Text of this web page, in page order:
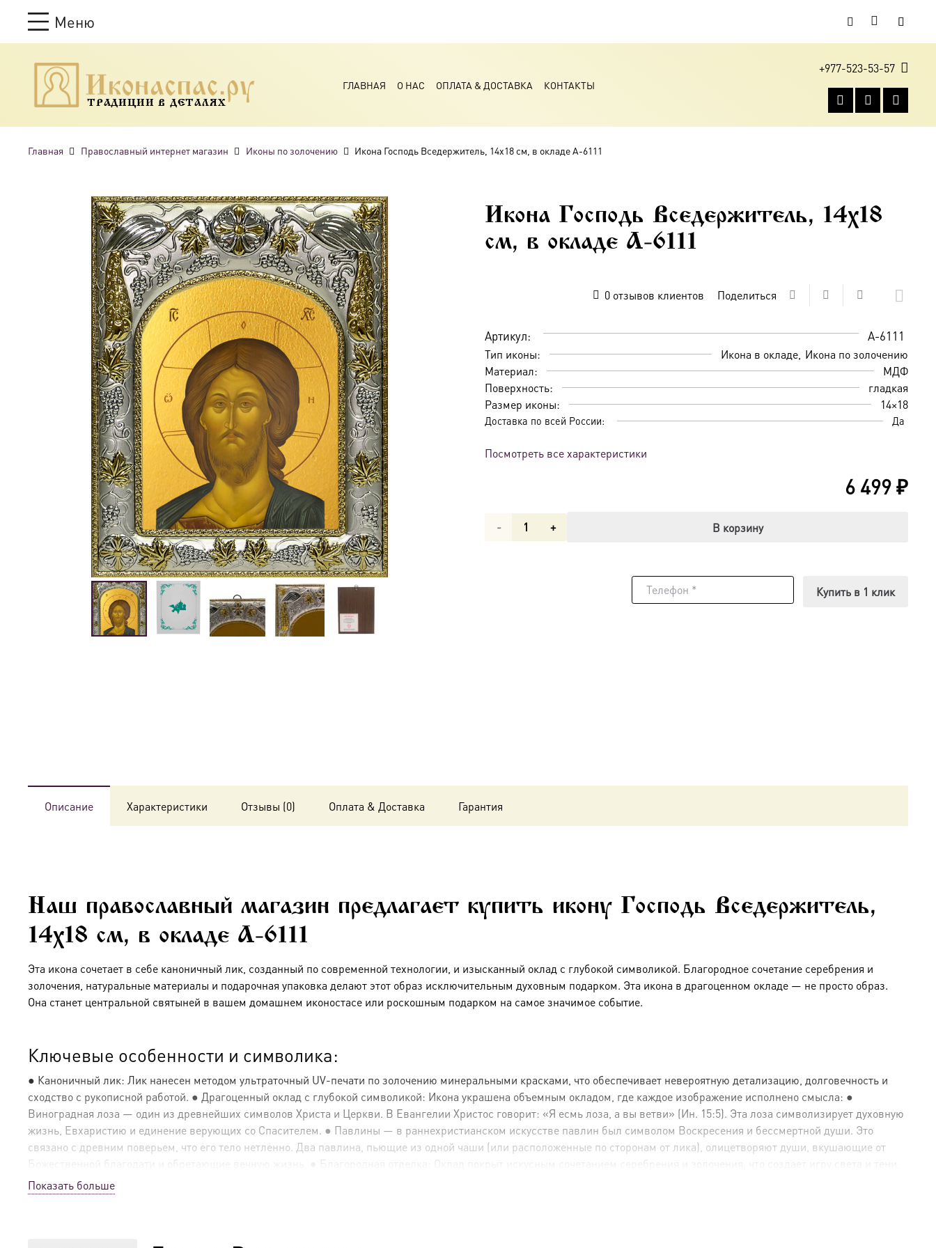
Меню
ТРАДИЦИИ В ДЕТАЛЯХ
ГЛАВНАЯ О НАС ОПЛАТА & ДОСТАВКА КОНТАКТЫ
+977-523-53-57
Главная Православный интернет магазин Иконы по золочению Икона Господь Вседержитель, 14х18 см, в окладе A-6111
Икона Господь Вседержитель, 14х18
см, в окладе A-6111
0отзывов клиентов Поделиться
Артикул: A-6111
Тип иконы: Икона в окладе Икона по золочению
Материал:
МДФ
Поверхность:
гладкая
Размер иконы:
14×18
Доставка по всей России: Да
Посмотреть все характеристики
6 499₽
Количество
В корзину
Купить в 1 клик
Описание Характеристики Отзывы (0) Оплата & Доставка Гарантия
Наш православный магазин предлагает купить икону Господь Вседержитель,
14х18 см, в окладе A-6111
Эта икона сочетает в себе каноничный лик, созданный по современной технологии, и изысканный оклад с глубокой символикой. Благородное сочетание серебрения и
золочения, натуральные материалы и подарочная упаковка делают этот образ исключительным духовным подарком. Эта икона в драгоценном окладе — не просто образ.
Она станет центральной святыней в вашем домашнем иконостасе или роскошным подарком на самое значимое событие.
Ключевые особенности и символика:
● Каноничный лик: Лик нанесен методом ультраточный UV-печати по золочению минеральными красками, что обеспечивает невероятную детализацию, долговечность и
сходство с рукописной работой. ● Драгоценный оклад с глубокой символикой: Икона украшена объемным окладом, где каждое изображение исполнено смысла: ●
Виноградная лоза — один из древнейших символов Христа и Церкви. В Евангелии Христос говорит: «Я есмь лоза, а вы ветви» (Ин. 15:5). Эта лоза символизирует духовную
жизнь, Евхаристию и единение верующих со Спасителем. ● Павлины — в раннехристианском искусстве павлин был символом Воскресения и бессмертной души. Это
связано с древним поверьем, что его тело нетленно. Два павлина, пьющие из одной чаши (или расположенные по сторонам от лика), олицетворяют души, вкушающие от
Божественной благодати и обретающие вечную жизнь. ● Благородная отделка: Оклад покрыт искусным сочетанием серебрения и золочения, что создает игру света и тени,
подчеркивая объем и богатство узора. Такое сочетание символизирует чистоту (серебро) и святость, Царство Небесное (золото).
Показать больше